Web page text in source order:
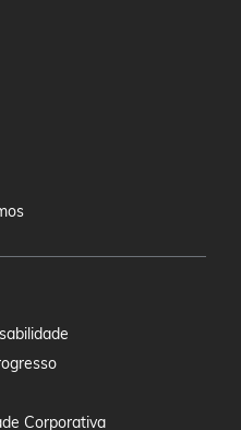
Corporativa